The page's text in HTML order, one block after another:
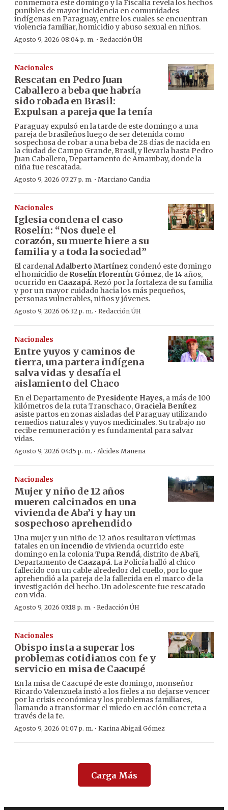
conmemora este domingo y la Fiscalía revela los hechos
punibles de mayor incidencia en comunidades
indígenas en Paraguay, entre los cuales se encuentran
violencia familiar, homicidio y abuso sexual en niños.
Agosto 9, 2026 08:04 p. m. · Redacción ÚH
Nacionales
Rescatan en Pedro Juan
Caballero a beba que habría
sido robada en Brasil:
Expulsan a pareja que la tenía
Paraguay expulsó en la tarde de este domingo a una
pareja de brasileños luego de ser detenida como
sospechosa de robar a una beba de 28 días de nacida en
la ciudad de Campo Grande, Brasil, y llevarla hasta Pedro
Juan Caballero, Departamento de Amambay, donde la
niña fue rescatada.
Agosto 9, 2026 07:27 p. m. · Marciano Candia
Nacionales
Iglesia condena el caso
Roselín: “Nos duele el
corazón, su muerte hiere a su
familia y a toda la sociedad”
El cardenalAdalberto Martínez condenó este domingo
el homicidio de Roselín Florentín Gómez, de 14 años,
ocurrido en Caazapá. Rezó por la fortaleza de su familia
y por un mayor cuidado hacia los más pequeños,
personas vulnerables, niños y jóvenes.
Agosto 9, 2026 06:32 p. m. · Redacción ÚH
Nacionales
Entre yuyos y caminos de
tierra, una partera indígena
salva vidas y desafía el
aislamiento del Chaco
En el Departamento de Presidente Hayes, a más de 100
kilómetros de la ruta Transchaco, Graciela Benítez
asiste partos en zonas aisladas del Paraguay utilizando
remedios naturales y yuyos medicinales. Su trabajo no
recibe remuneración y es fundamental para salvar
vidas.
Agosto 9, 2026 04:15 p. m. · Alcides Manena
Nacionales
Mujer y niño de 12 años
mueren calcinados en una
vivienda de Aba’i y hay un
sospechoso aprehendido
Una mujer y un niño de 12 años resultaron víctimas
fatales en unincendio de vivienda ocurrido este
domingo en la coloniaTupa Rendá, distrito deAba’i,
Departamento de Caazapá. La Policía halló al chico
fallecido con un cable alrededor del cuello, por lo que
aprehendió a la pareja de la fallecida en el marco de la
investigación del hecho. Un adolescente fue rescatado
con vida.
Agosto 9, 2026 03:18 p. m. · Redacción ÚH
Nacionales
Obispo insta a superar los
problemas cotidianos con fe y
servicio en misa de Caacupé
En la misa de Caacupé de este domingo, monseñor
Ricardo Valenzuela instó a los fieles a no dejarse vencer
por la crisis económica y los problemas familiares,
llamando a transformar el miedo en acción concreta a
través de la fe.
Agosto 9, 2026 01:07 p. m. · Karina Abigail Gómez
Carga Más